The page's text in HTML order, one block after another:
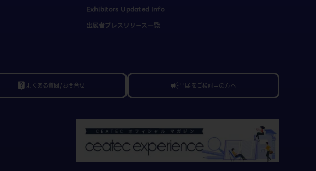
Exhibitors Updated Info
出展者プレスリリース一覧
live_help よくある質問/お問合せ campaign出展をご検討中の方へ